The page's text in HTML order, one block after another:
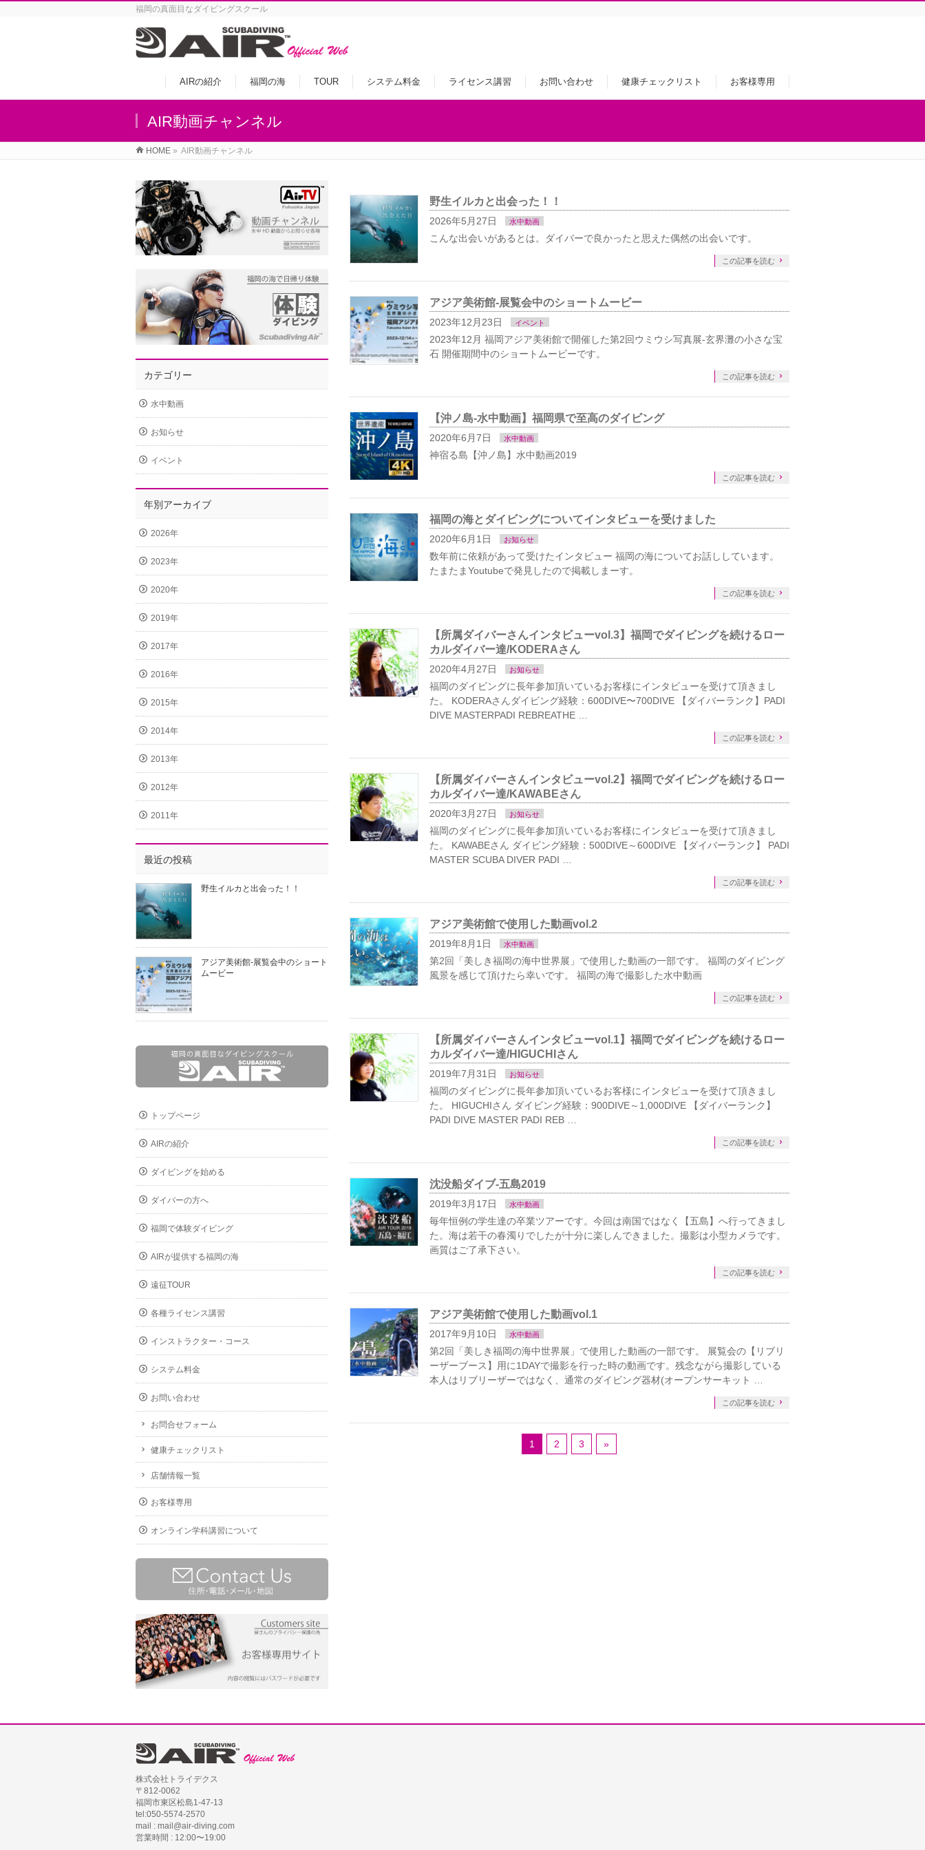
福岡の真面目なダイビングスクール
AIRの紹介 福岡の海 TOUR システム料金 ライセンス講習 お問い合わせ 健康チェックリスト お客様専用
AIR動画チャンネル
HOME » AIR動画チャンネル
野生イルカと出会った！！
2026年5月27日 水中動画
こんな出会いがあるとは。ダイバーで良かったと思えた偶然の出会いです。
この記事を読む
アジア美術館-展覧会中のショートムービー
2023年12月23日 イベント
2023年12月 福岡アジア美術館で開催した第2回ウミウシ写真展-玄界灘の小さな宝
石 開催期間中のショートムービーです。
この記事を読む
【沖ノ島-水中動画】福岡県で至高のダイビング
2020年6月7日 水中動画
神宿る島【沖ノ島】水中動画2019
この記事を読む
福岡の海とダイビングについてインタビューを受けました
2020年6月1日 お知らせ
数年前に依頼があって受けたインタビュー 福岡の海についてお話ししています。
たまたまYoutubeで発見したので掲載しまーす。
この記事を読む
【所属ダイバーさんインタビューvol.3】福岡でダイビングを続けるロー
カルダイバー達/KODERAさん
2020年4月27日 お知らせ
福岡のダイビングに長年参加頂いているお客様にインタビューを受けて頂きまし
た。 KODERAさんダイビング経験：600DIVE〜700DIVE 【ダイバーランク】PADI
DIVE MASTERPADI REBREATHE …
この記事を読む
【所属ダイバーさんインタビューvol.2】福岡でダイビングを続けるロー
カルダイバー達/KAWABEさん
2020年3月27日 お知らせ
福岡のダイビングに長年参加頂いているお客様にインタビューを受けて頂きまし
た。 KAWABEさん ダイビング経験：500DIVE～600DIVE 【ダイバーランク】 PADI
MASTER SCUBA DIVER PADI …
この記事を読む
アジア美術館で使用した動画vol.2
2019年8月1日 水中動画
第2回「美しき福岡の海中世界展」で使用した動画の一部です。 福岡のダイビング
風景を感じて頂けたら幸いです。 福岡の海で撮影した水中動画
この記事を読む
【所属ダイバーさんインタビューvol.1】福岡でダイビングを続けるロー
カルダイバー達/HIGUCHIさん
2019年7月31日 お知らせ
福岡のダイビングに長年参加頂いているお客様にインタビューを受けて頂きまし
た。 HIGUCHIさん ダイビング経験：900DIVE～1,000DIVE 【ダイバーランク】
PADI DIVE MASTER PADI REB …
この記事を読む
沈没船ダイブ-五島2019
2019年3月17日 水中動画
毎年恒例の学生達の卒業ツアーです。今回は南国ではなく【五島】へ行ってきまし
た。海は若干の春濁りでしたが十分に楽しんできました。撮影は小型カメラです。
画質はご了承下さい。
この記事を読む
アジア美術館で使用した動画vol.1
2017年9月10日 水中動画
第2回「美しき福岡の海中世界展」で使用した動画の一部です。 展覧会の【リブリ
ーザーブース】用に1DAYで撮影を行った時の動画です。残念ながら撮影している
本人はリブリーザーではなく、通常のダイビング器材(オープンサーキット …
この記事を読む
1 2 3 »
カテゴリー
水中動画
お知らせ
イベント
年別アーカイブ
2026年
2023年
2020年
2019年
2017年
2016年
2015年
2014年
2013年
2012年
2011年
最近の投稿
野生イルカと出会った！！
アジア美術館-展覧会中のショート
ムービー
トップページ
AIRの紹介
ダイビングを始める
ダイバーの方へ
福岡で体験ダイビング
AIRが提供する福岡の海
遠征TOUR
各種ライセンス講習
インストラクター・コース
システム料金
お問い合わせ
お問合せフォーム
健康チェックリスト
店舗情報一覧
お客様専用
オンライン学科講習について
株式会社トライデクス
〒812-0062
福岡市東区松島1-47-13
tel:050-5574-2570
mail : mail@air-diving.com
営業時間 : 12:00〜19:00